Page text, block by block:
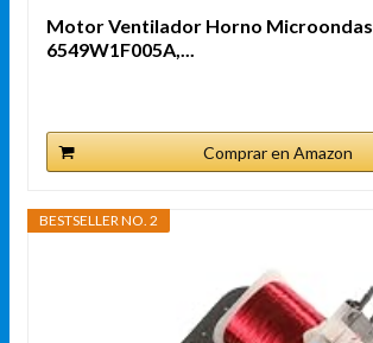
Motor Ventilador Horno Microondas
6549W1F005A,...
Comprar en Amazon
BESTSELLER NO. 2